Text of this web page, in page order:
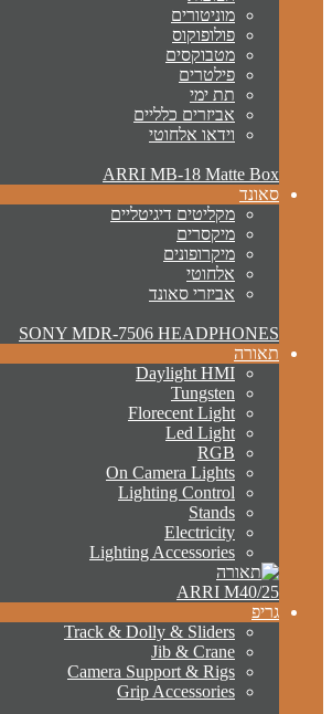
מוניטורים
פולופוקוס
מטבוקסים
פילטרים
תת ימי
אביזרים כלליים
וידאו אלחוטי
ARRI MB-18 Matte Box
סאונד
מקליטים דיגיטליים
מיקסרים
מיקרופונים
אלחוטי
אביזרי סאונד
SONY MDR-7506 HEADPHONES
תאורה
Daylight HMI
Tungsten
Florecent Light
Led Light
RGB
On Camera Lights
Lighting Control
Stands
Electricity
Lighting Accessories
ARRI M40/25
גריפ
Track & Dolly & Sliders
Jib & Crane
Camera Support & Rigs
Grip Accessories